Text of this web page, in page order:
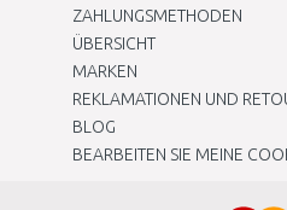
ZAHLUNGSMETHODEN
ÜBERSICHT
MARKEN
REKLAMATIONEN UND
BLOG
BEARBEITEN SIE MEINE